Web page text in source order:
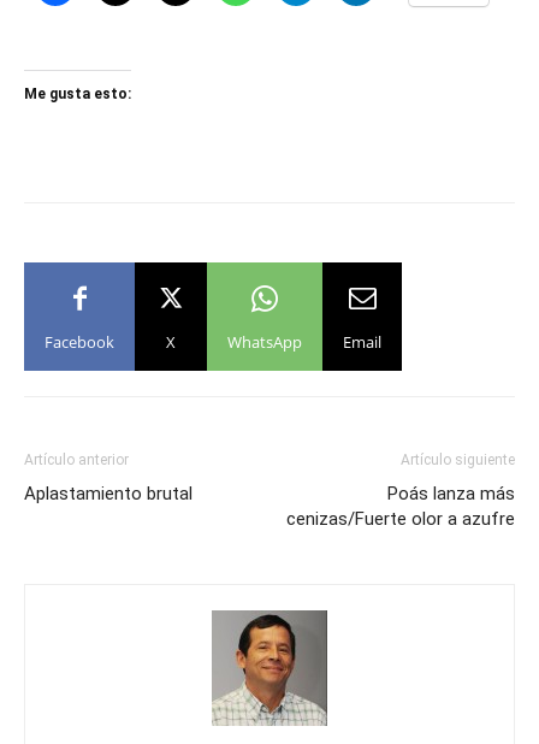
Me gusta esto:
Facebook X WhatsApp Email
Artículo anterior
Aplastamiento brutal
Artículo siguiente
Poás lanza más
cenizas/Fuerte olor a azufre